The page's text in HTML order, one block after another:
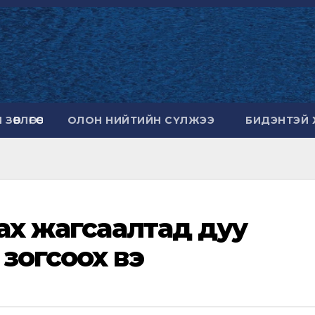
ОЛОН НИЙТИЙН СҮЛЖЭЭ БИДЭНТЭЙ
жагсаалтад дуу
вэ